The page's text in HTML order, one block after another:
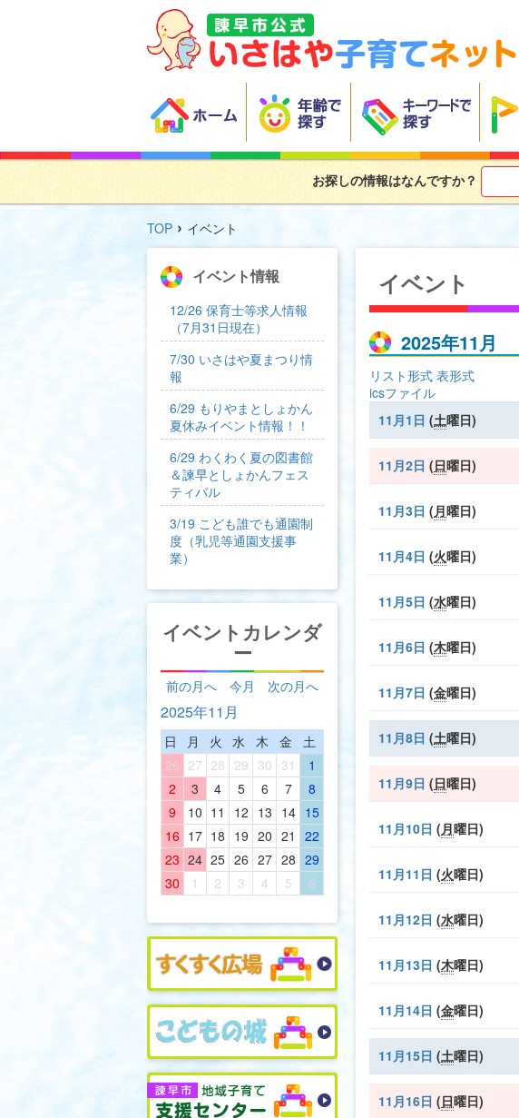
お探しの情報はなんですか？
TOP › イベント
イベント
2025年11月
リスト形式 表形式
icsファイル
11月1日 (土曜日)
11月2日 (日曜日)
11月3日 (月曜日)
11月4日 (火曜日)
11月5日 (水曜日)
11月6日 (木曜日)
11月7日 (金曜日)
11月8日 (土曜日)
11月9日 (日曜日)
11月10日 (月曜日)
11月11日 (火曜日)
11月12日 (水曜日)
11月13日 (木曜日)
11月14日 (金曜日)
11月15日 (土曜日)
11月16日 (日曜日)
イベント情報
12/26 保育士等求人情報
（7月31日現在）
7/30 いさはや夏まつり情
報
6/29 もりやまとしょかん
夏休みイベント情報！！
6/29 わくわく夏の図書館
＆諫早としょかんフェス
ティバル
3/19 こども誰でも通園制
度（乳児等通園支援事
業）
イベントカレンダ
ー
前の月へ 今月 次の月へ
2025年11月
日 月 火 水 木 金
土
26 27 28 29 30 31
1
2
3 4 5 6 7
8
9
10 11 12 13 14 15
16 17 18 19 20 21
22
23 24 25 26 27 28 29
30
1 2 3 4 5 6